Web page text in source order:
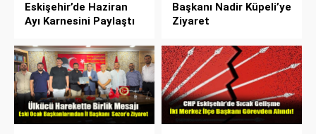
Eskişehir’de Haziran
Ayı Karnesini Paylaştı
Başkanı Nadir Küpeli’ye
Ziyaret